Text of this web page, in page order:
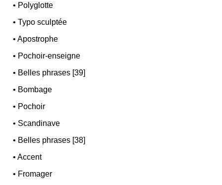
• Polyglotte
•Typo sculptée
•Apostrophe
• Pochoir-enseigne
• Belles phrases [39]
• Bombage
• Pochoir
• Scandinave
• Belles phrases [38]
•Accent
• Fromager